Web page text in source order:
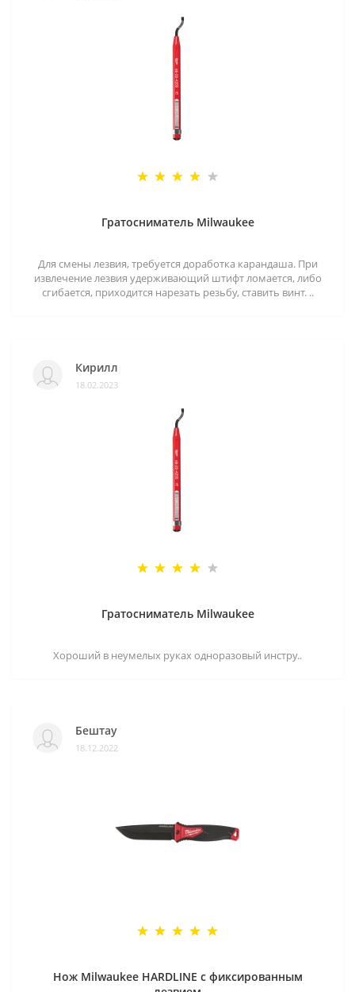
Гратосниматель Milwaukee
Для смены лезвия, требуется доработка карандаша. При
извлечение лезвия удерживающий штифт ломается, либо
сгибается, приходится нарезать резьбу, ставить винт. ..
Кирилл
18.02.2023
Гратосниматель Milwaukee
Хороший в неумелых руках одноразовый инстру..
Бештау
18.12.2022
Нож Milwaukee HARDLINE с фиксированным